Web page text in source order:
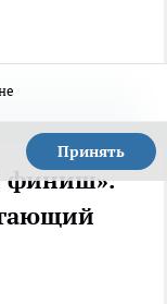
Принять
финиш».